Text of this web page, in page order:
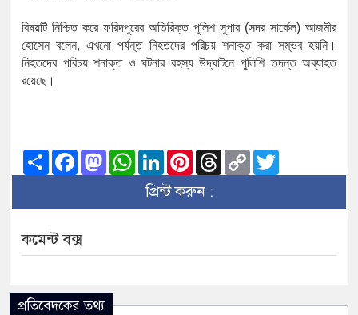
প্রধানমন্ত্রীর সঙ্গে নবনিযুক্ত
হামের উপসর্গে আরও ৬ প্রাণহানি,
বিষয়টি নিশ্চিত করে ফরিদপুরের অতিরিক্ত পুলিশ সুপার(সদর সার্কেল) আজমীর
হোসেন বলেন,এখনো পর্যন্ত নিহতদের পরিচয় শনাক্ত করা সম্ভব হয়নি।
নিহতদের পরিচয় শনাক্ত ও ঘটনার রহস্য উদ্ঘাটনে পুলিশি তদন্ত অব্যাহত
রয়েছে।
ShareFacebook
Mastodon
WhatsApp
LinkedInPinterest
Threads
Copy
Link
প্রিন্ট করুন :
কমেন্ট বক্স
প্রতিবেদকের তথ্য